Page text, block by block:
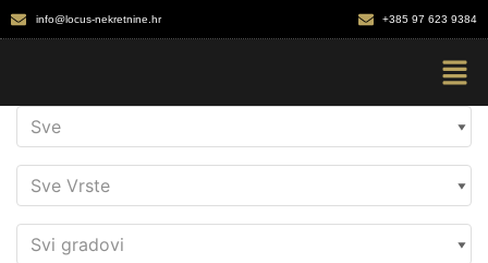
info@locus-nekretnine.hr +385 97 623 9384